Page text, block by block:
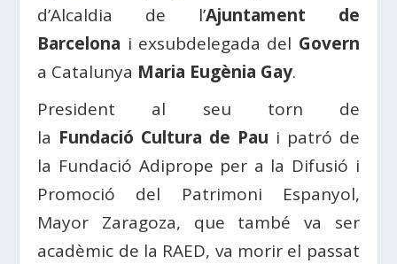
d’Alcaldia de l’Ajuntament de
Barcelona i exsubdelegada del Govern
a Catalunya Maria Eugènia Gay.
President al seu torn de
la Fundació Cultura de Pau i patró de
la Fundació Adiprope per a la Difusió i
Promoció del Patrimoni Espanyol,
Mayor Zaragoza, que també va ser
acadèmic de la RAED, va morir el passat